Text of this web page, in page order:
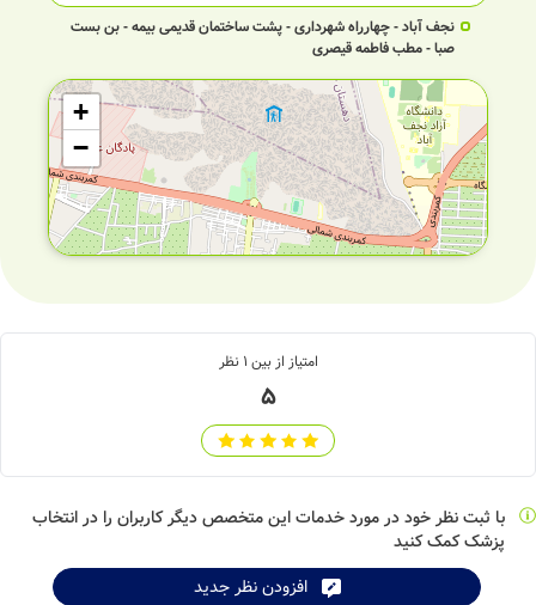
نجف آباد - چهارراه شهرداری - پشت ساختمان قدیمی بیمه - بن بست
صبا - مطب فاطمه قیصری
+
−
OpenStreetMap contributors
امتیاز از بین1نظر
با ثبت نظر خود در مورد خدمات این متخصص دیگر کاربران را در انتخاب
پزشک کمک کنید
افزودن نظر جدید